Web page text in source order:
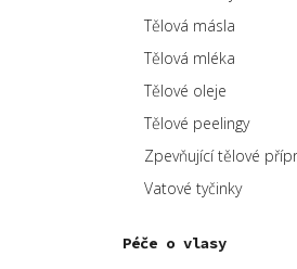
Tělová másla
Tělová mléka
Tělové oleje
Tělové peelingy
Zpevňující tělové
Vatové tyčinky
Péče o vlasy